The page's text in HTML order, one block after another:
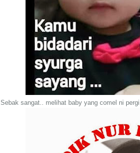
Sebak sangat.. melihat baby yang comel ni